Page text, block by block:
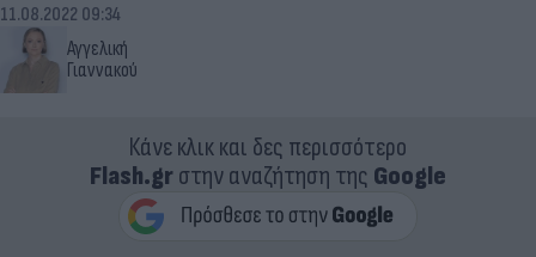
Αγγελική
Γιαννακού
11.08.2022 09:34
Κάνε κλικ και δες περισσότερο
Flash.grστην αναζήτηση της Google